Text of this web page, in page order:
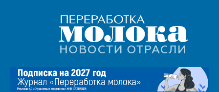
Переработка
молока
|
Новости